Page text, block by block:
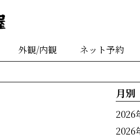
外観/内観 ネット予約
月別
2026
2026